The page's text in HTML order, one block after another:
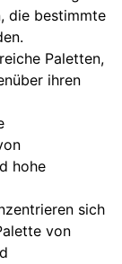
die bestimmte
Paletten,
ihren
hohe
sich
von